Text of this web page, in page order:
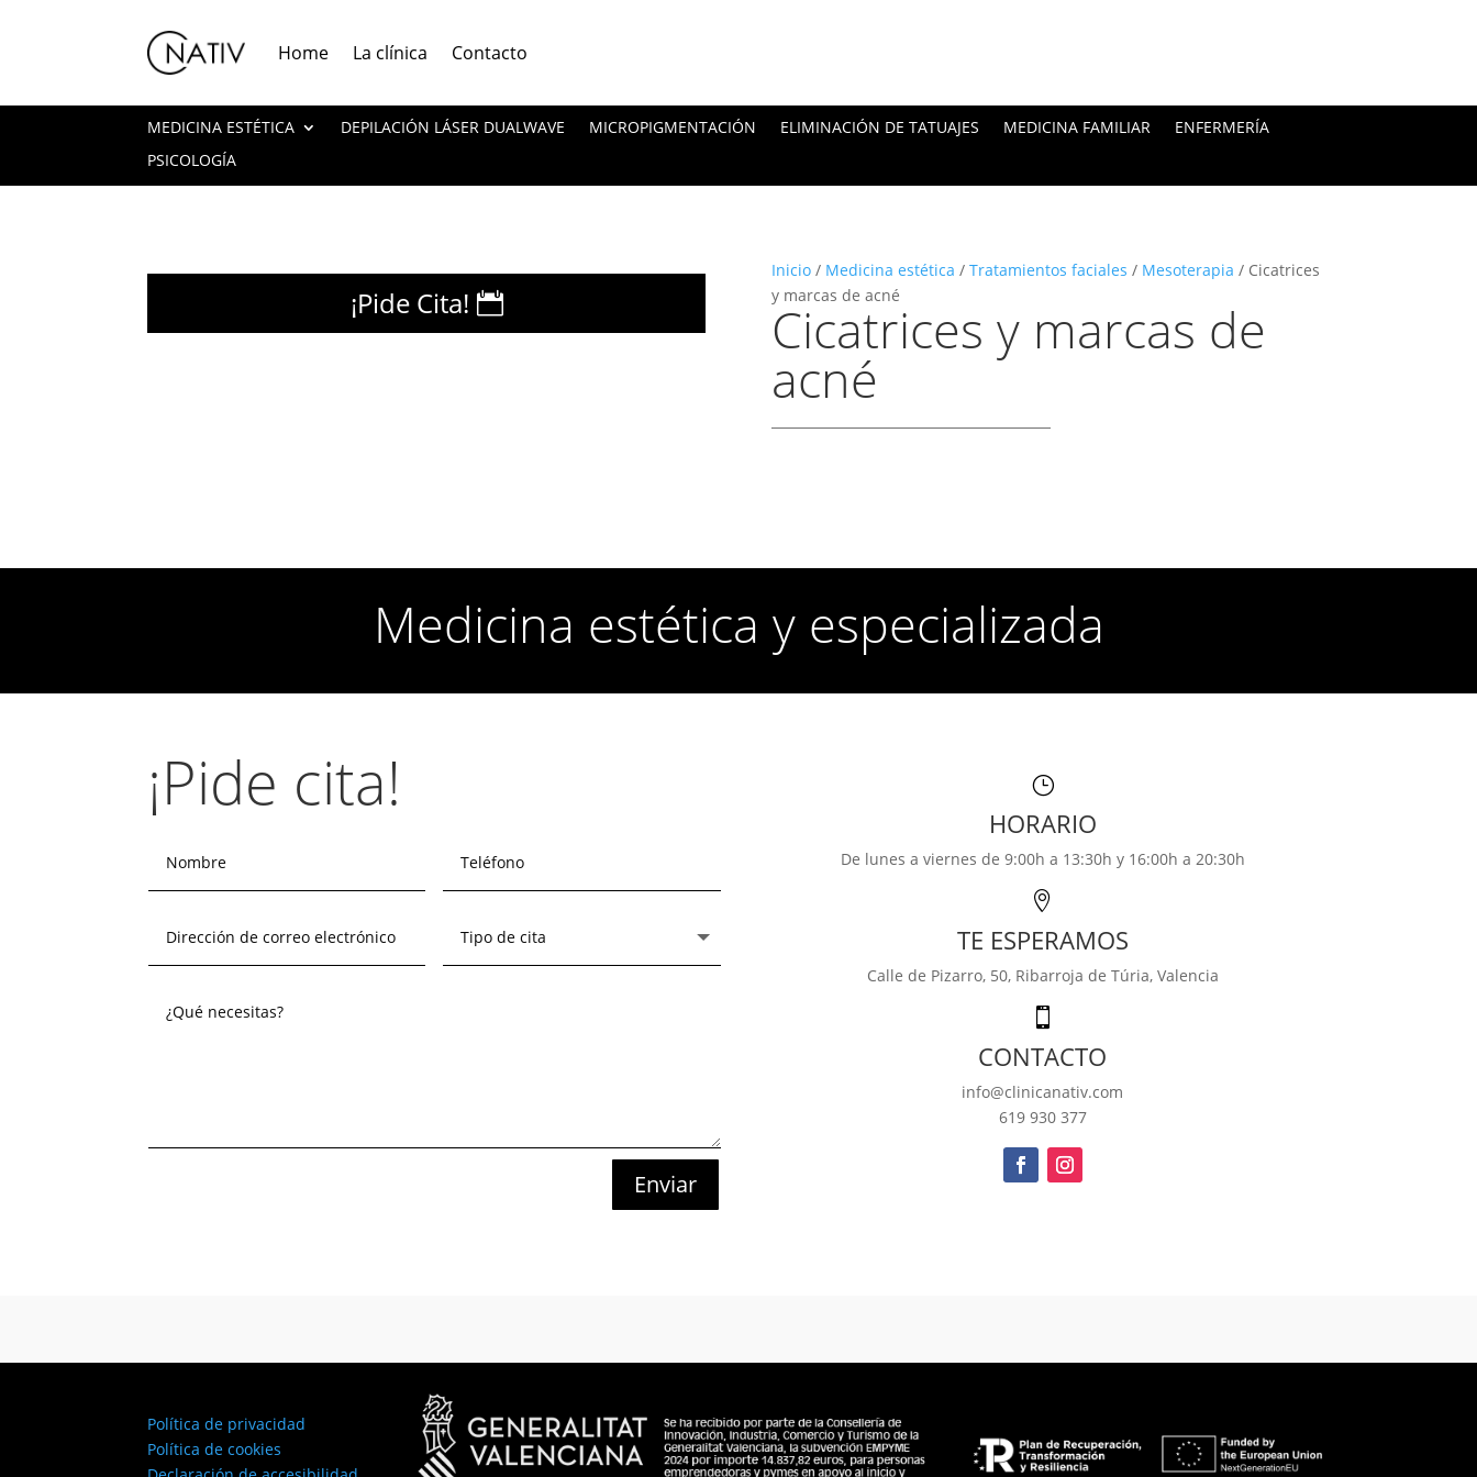
Home La clínica Contacto
MEDICINA ESTÉTICA DEPILACIÓN LÁSER DUALWAVE MICROPIGMENTACIÓN ELIMINACIÓN DE TATUAJES MEDICINA FAMILIAR
ENFERMERÍA
PSICOLOGÍA
¡Pide Cita!
Inicio/ Medicina estética / Tratamientos faciales / Mesoterapia / Cicatrices
y marcas de acné
Cicatrices y marcas de
acné
Medicina estética y especializada
¡Pide cita!
Enviar
}
HORARIO
De lunes a viernes de 9:00h a 13:30h y 16:00h a 20:30h

TE ESPERAMOS
Calle de Pizarro, 50, Ribarroja de Túria, Valencia

CONTACTO
info@clinicanativ.com
619 930 377
Política de privacidad
Política de cookies